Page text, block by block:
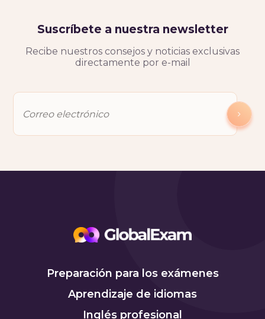
Suscríbete a nuestra newsletter
Recibe nuestros consejos y noticias exclusivas
directamente por e-mail
Preparación para los exámenes
Aprendizaje de idiomas
Inglés profesional